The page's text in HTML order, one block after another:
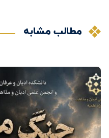
مطالب مشابه